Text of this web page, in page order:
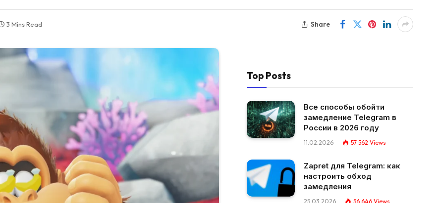
3 Mins Read Share
Top Posts
Все способы обойти
замедление Telegram в
России в 2026 году
11.02.2026 57 562 Views
Zapret для Telegram: как
настроить обход
замедления
25.03.2026 56 646 Views